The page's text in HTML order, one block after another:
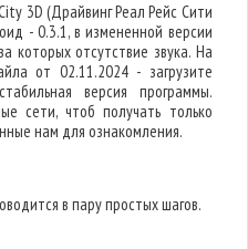
3D (Драйвинг Реал Рейс Сити
- 0.3.1, в измененной версии
которых отсутствие звука. На
от 02.11.2024 - загрузите
версия программы.
сети, чтоб получать только
нам для ознакомления.
в пару простых шагов.